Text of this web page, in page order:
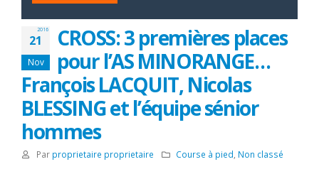
2016
21
Nov
CROSS: 3 premières places
pour l’AS MINORANGE…
François LACQUIT, Nicolas
BLESSING et l’équipe sénior
hommes
Par proprietaire proprietaire Course à pied Non classé